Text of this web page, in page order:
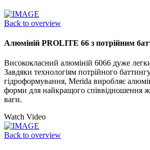
Back to overview
Алюміній PROLITE 66 з потрійним
Висококласний алюміній 6066 дуже
Завдяки технологіям потрійного
гідроформування, Merida виробляє
форми для найкращого співвідношення
ваги.
Watch Video
Back to overview